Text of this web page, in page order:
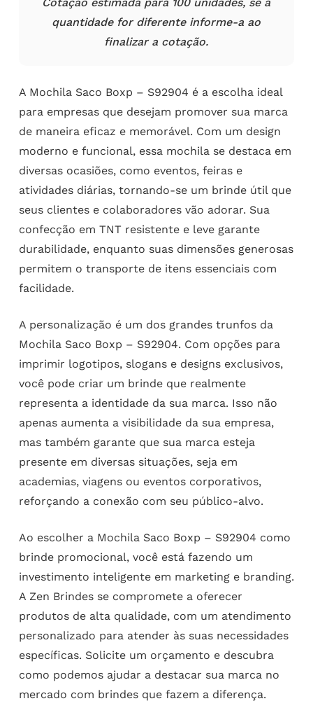
Cotação estimada para 100 unidades, se a
quantidade for diferente informe-a ao
finalizar a cotação.
A Mochila Saco Boxp – S92904 é a escolha ideal
para empresas que desejam promover sua marca
de maneira eficaz e memorável. Com um design
moderno e funcional, essa mochila se destaca em
diversas ocasiões, como eventos, feiras e
atividades diárias, tornando-se um brinde útil que
seus clientes e colaboradores vão adorar. Sua
confecção em TNT resistente e leve garante
durabilidade, enquanto suas dimensões generosas
permitem o transporte de itens essenciais com
facilidade.
A personalização é um dos grandes trunfos da
Mochila Saco Boxp – S92904. Com opções para
imprimir logotipos, slogans e designs exclusivos,
você pode criar um brinde que realmente
representa a identidade da sua marca. Isso não
apenas aumenta a visibilidade da sua empresa,
mas também garante que sua marca esteja
presente em diversas situações, seja em
academias, viagens ou eventos corporativos,
reforçando a conexão com seu público-alvo.
Ao escolher a Mochila Saco Boxp – S92904 como
brinde promocional, você está fazendo um
investimento inteligente em marketing e branding.
A Zen Brindes se compromete a oferecer
produtos de alta qualidade, com um atendimento
personalizado para atender às suas necessidades
específicas. Solicite um orçamento e descubra
como podemos ajudar a destacar sua marca no
mercado com brindes que fazem a diferença.